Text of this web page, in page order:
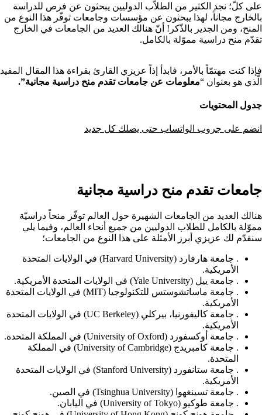
على كلّ؛ نجد الكثير من الطلاّب الدوليين يبحثون عن فرص للدراسة
بالخارج مجاناً، لهذا يبحثون عن مؤسسات وجامعات توفّر هذا النوع من
المنح، ومن الجدير بالذّكر! أنّ هنالك العديد من الجامعات في الخارج
تقدّم منح دراسية مموّلة بالكامل.
فإذا كنت مهتمّاً بالأمر، فابدأ إذاً عزيزي القارئ بقراءة هذا المقال المفيد
الّذي هو بعنوان “معلومات عن جامعات تقدم منح دراسية مجانية”.
جدول المحتويات
انضم على جروب الواتساب حتى يصلك كل جديد
جامعات تقدم منح دراسية مجانية
هنالك العديد من الجامعات الشهيرة حول العالم توفّر منحاً دراسيّة
مموّلة بالكامل للطلاب الدوليين من جميع أنحاء العالم، وفيما يلي
سنقدّم لك عزيزي أبرز الأمثلة على هذا النوع من الجامعات؛
. جامعة هارفارد (Harvard University) في الولايات المتحدة
الأمريكية.
. جامعة ييل (Yale University) في الولايات المتحدة الأمريكية.
. جامعة ماساتشوستس للتكنولوجيا (MIT) في الولايات المتحدة
الأمريكية.
. جامعة كاليفورنيا، بيركلي (UC Berkeley) في الولايات المتحدة
الأمريكية.
. جامعة أوكسفورد (University of Oxford) في المملكة المتحدة.
. جامعة كامبريدج (University of Cambridge) في المملكة
المتحدة.
. جامعة ستانفورد (Stanford University) في الولايات المتحدة
الأمريكية.
. جامعة تسينغهوا (Tsinghua University) في الصين.
. جامعة طوكيو (University of Tokyo) في اليابان.